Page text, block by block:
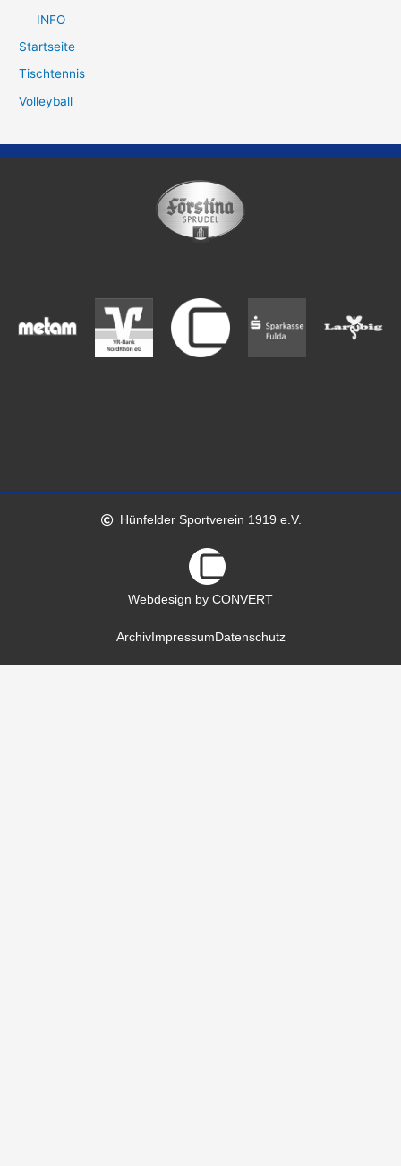
INFO
Startseite
Tischtennis
Volleyball
Hünfelder Sportverein 1919 e.V.
Webdesign by CONVERT
ArchivImpressumDatenschutz